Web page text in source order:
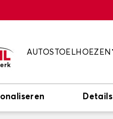
AUTOSTOELHOEZEN
Details